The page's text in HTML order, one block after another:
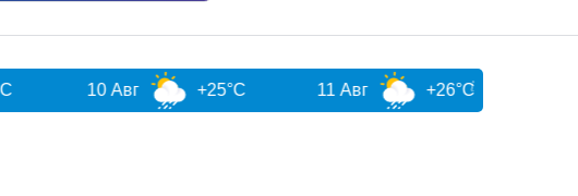
10 Авг +25°C 11 Авг +26°C 12 Авг